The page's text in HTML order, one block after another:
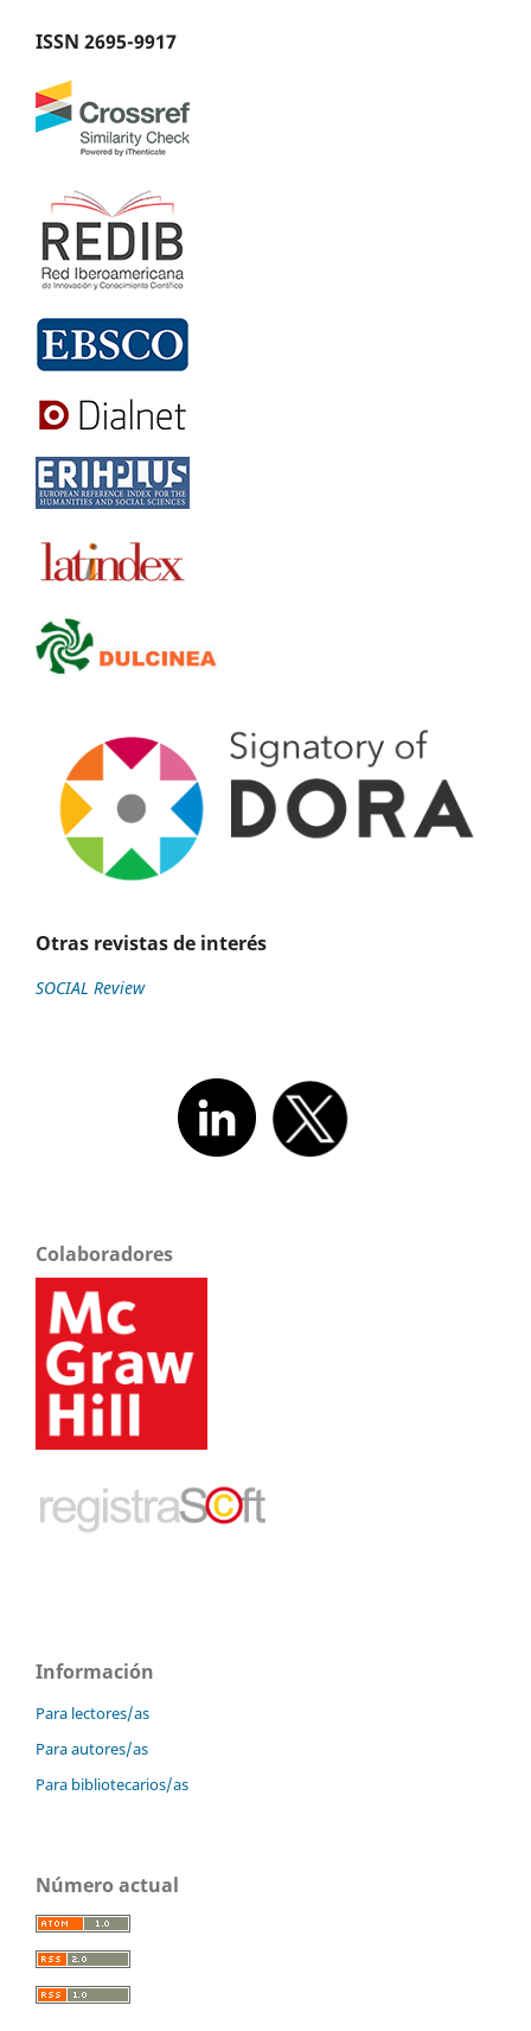
ISSN 2695-9917
Otras revistas de interés
SOCIAL Review
Colaboradores
Información
Para lectores/as
Para autores/as
Para bibliotecarios/as
Número actual